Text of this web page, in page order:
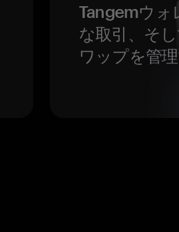
Tangemウォ
な取引、そ
ワップを管